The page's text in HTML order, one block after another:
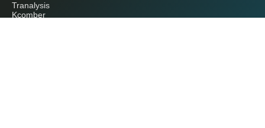
Tranalysis
Kcomber